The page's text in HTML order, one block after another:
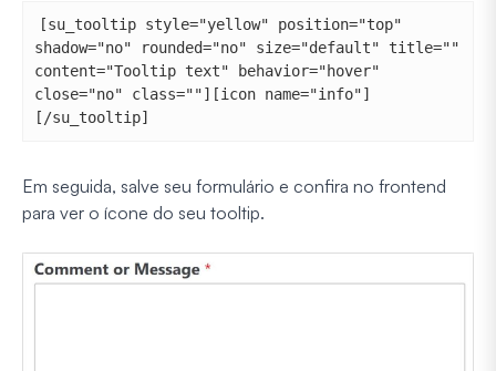
[su_tooltip style="yellow" position="top"
shadow="no" rounded="no" size="default" title=""
content="Tooltip text" behavior="hover"
close="no" class=""][icon name="info"]
[/su_tooltip]
Em seguida, salve seu formulário e confira no frontend
para ver o ícone do seu tooltip.